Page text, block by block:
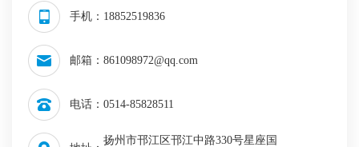
手机： 18852519836
邮箱： 861098972@qq.com
电话： 0514-85828511
扬州市邗江区邗江中路330号星座国